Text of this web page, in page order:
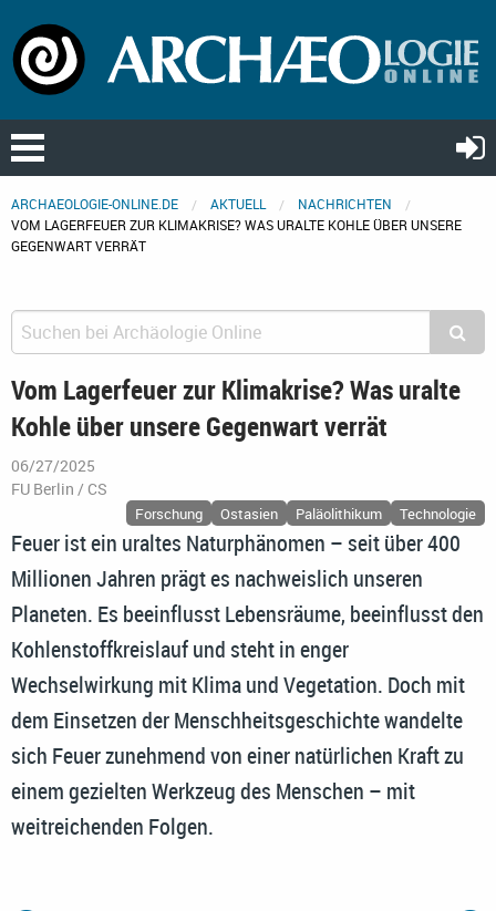
ARCHAEOLOGIE-ONLINE.DE AKTUELL
NACHRICHTEN
VOM LAGERFEUER ZUR KLIMAKRISE? WAS URALTE KOHLE ÜBER UNSERE
GEGENWART VERRÄT
Vom Lagerfeuer zur Klimakrise? Was uralte
Kohle über unsere Gegenwart verrät
06/27/2025
FU Berlin / CS
Forschung Ostasien Paläolithikum Technologie
Feuer ist ein uraltes Naturphänomen – seit über 400
Millionen Jahren prägt es nachweislich unseren
Planeten. Es beeinflusst Lebensräume, beeinflusst den
Kohlenstoffkreislauf und steht in enger
Wechselwirkung mit Klima und Vegetation. Doch mit
dem Einsetzen der Menschheitsgeschichte wandelte
sich Feuer zunehmend von einer natürlichen Kraft zu
einem gezielten Werkzeug des Menschen – mit
weitreichenden Folgen.